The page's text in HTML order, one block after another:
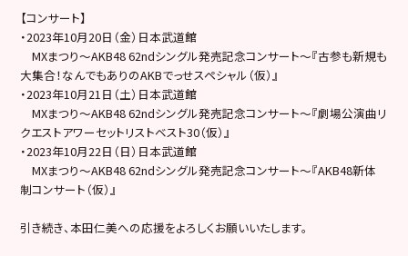
【コンサート】
・2023年10月20日（金）日本武道館
MXまつり〜AKB48 62ndシングル発売記念コンサート〜『古参も新規も
大集合！なんでもありのAKBでっせスペシャル（仮）』
・2023年10月21日（土）日本武道館
MXまつり〜AKB48 62ndシングル発売記念コンサート〜『劇場公演曲リ
クエストアワーセットリストベスト30（仮）』
・2023年10月22日（日）日本武道館
MXまつり〜AKB48 62ndシングル発売記念コンサート〜『AKB48新体
制コンサート（仮）』
引き続き、本田仁美への応援をよろしくお願いいたします。